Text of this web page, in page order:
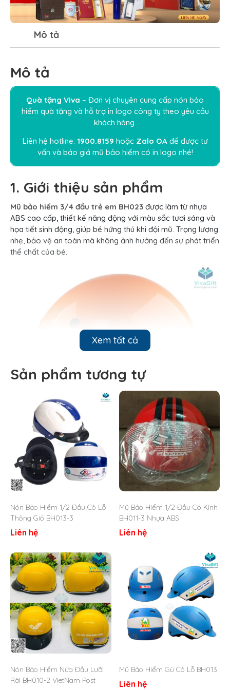
Mô tả
Mô tả
Quà tặng Viva – Đơn vị chuyên cung cấp nón bảo
hiểm quà tặng và hỗ trợ in logo công ty theo yêu cầu
khách hàng.
Liên hệ hotline: 1900.8159 hoặc Zalo OAđể được tư
vấn và báo giá mũ bảo hiểm có in logo nhé!
1. Giới thiệu sản phẩm
Mũ bảo hiểm 3/4 đầu trẻ em BH023 được làm từ nhựa
ABS cao cấp, thiết kế năng động với màu sắc tươi sáng và
họa tiết sinh động, giúp bé hứng thú khi đội mũ. Trọng lượng
nhẹ, bảo vệ an toàn mà không ảnh hưởng đến sự phát triển
thể chất của bé.
Thông số kỹ thuật:
Chất liệu vỏ: Nhựa ABS chuyên dụng.
Chất liệu lõi: Xốp EPS cao tần – Khóa an toàn.
Loại sơn: Sơn bóng hoặc nhám.
Hỗ trợ in logo 1 màu 2 vị trí.
Kiểu dáng : Dạng mũ bảo hiểm nữa đầu có kính âm.
Chất liệu dây: Dây dù chất lượng tốt.
Xuất xứ: Việt Nam.
Báo Giá Ngay Qua Zalo
2. Đặc điểm nổi bật sản phẩm
Loại mũ bảo hiểm này có một số ưu điểm nổi bật như sau:
bé lựa chọn.
Vỏ mũ nhựa ABS nguyên sinh cứng cáp, chống va
Xem tất cả
Sản phẩm tương tự
Nón Bảo Hiểm 1/2 Đầu Có Lỗ
Thông Gió BH013-3
Liên hệ
Mũ Bảo Hiểm 1/2 Đầu Có Kính
BH011-3 Nhựa ABS
Liên hệ
Nón Bảo Hiểm Nửa Đầu Lưỡi
Rời BH010-2 VietNam Post
Mũ Bảo Hiểm Gù Có Lỗ BH013
Liên hệ